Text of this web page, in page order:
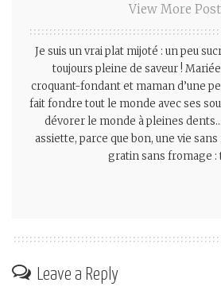
View More
Je suis un vrai plat mijoté : un peu
toujours pleine de saveur !
croquant-fondant et maman d’une
fait fondre tout le monde avec ses
dévorer le monde à pleines
assiette, parce que bon, une vie sans
gratin sans fromage :
Leave a Reply